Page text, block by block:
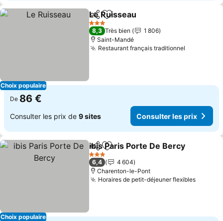
Choix populaire
PartagerAjouter à mes favoris
Le Ruisseau
3 Étoiles
8,3 Très bien
1 806
Saint-Mandé
Restaurant français traditionnel
De 86 €
Consulter les prix de 9 sites Consulter les prix
Choix populaire
PartagerAjouter à mes favoris
ibis Paris Porte De Bercy
3 Étoiles
6,4
4 604
Charenton-le-Pont
Horaires de petit-déjeuner flexibles